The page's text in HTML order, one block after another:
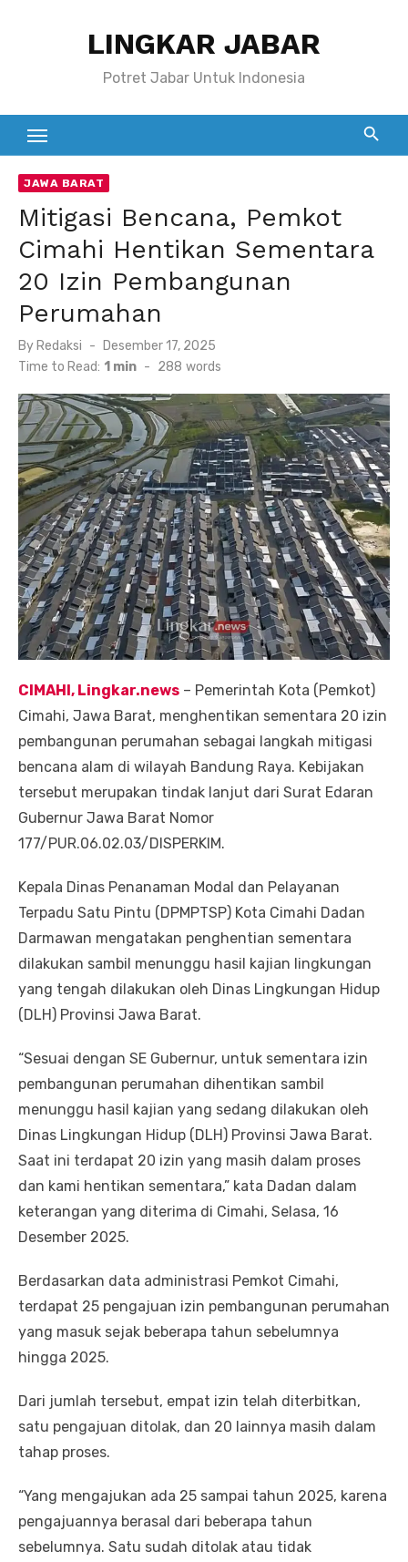
LINGKAR JABAR
Potret Jabar Untuk Indonesia
JAWA BARAT
Mitigasi Bencana, Pemkot
Cimahi Hentikan Sementara
20 Izin Pembangunan
Perumahan
By Redaksi
Posted
on
Desember 17, 2025
Time to Read: 1 min - 288 words
CIMAHI, Lingkar.news – Pemerintah Kota (Pemkot)
Cimahi, Jawa Barat, menghentikan sementara 20 izin
pembangunan perumahan sebagai langkah mitigasi
bencana alam di wilayah Bandung Raya. Kebijakan
tersebut merupakan tindak lanjut dari Surat Edaran
Gubernur Jawa Barat Nomor
177/PUR.06.02.03/DISPERKIM.
Kepala Dinas Penanaman Modal dan Pelayanan
Terpadu Satu Pintu (DPMPTSP) Kota Cimahi Dadan
Darmawan mengatakan penghentian sementara
dilakukan sambil menunggu hasil kajian lingkungan
yang tengah dilakukan oleh Dinas Lingkungan Hidup
(DLH) Provinsi Jawa Barat.
“Sesuai dengan SE Gubernur, untuk sementara izin
pembangunan perumahan dihentikan sambil
menunggu hasil kajian yang sedang dilakukan oleh
Dinas Lingkungan Hidup (DLH) Provinsi Jawa Barat.
Saat ini terdapat 20 izin yang masih dalam proses
dan kami hentikan sementara,” kata Dadan dalam
keterangan yang diterima di Cimahi, Selasa, 16
Desember 2025.
Berdasarkan data administrasi Pemkot Cimahi,
terdapat 25 pengajuan izin pembangunan perumahan
yang masuk sejak beberapa tahun sebelumnya
hingga 2025.
Dari jumlah tersebut, empat izin telah diterbitkan,
satu pengajuan ditolak, dan 20 lainnya masih dalam
tahap proses.
“Yang mengajukan ada 25 sampai tahun 2025, karena
pengajuannya berasal dari beberapa tahun
sebelumnya. Satu sudah ditolak atau tidak